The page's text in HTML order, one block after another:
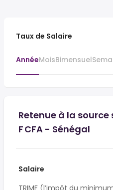
Taux de Salaire
AnnéeMoisBimensuel
Retenue à la source
F CFA - Sénégal
Salaire
TRIMF (l’impôt du